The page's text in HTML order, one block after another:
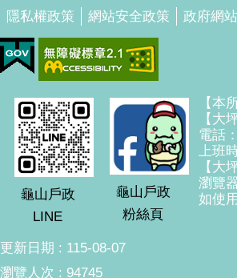
隱私權政策 網站安全政策 政府網
龜山戶政
LINE
龜山戶政
粉絲頁
【本
【大
電話
上班
【大
瀏覽
如使
更新日期
115-08-07
瀏覽人次
94745